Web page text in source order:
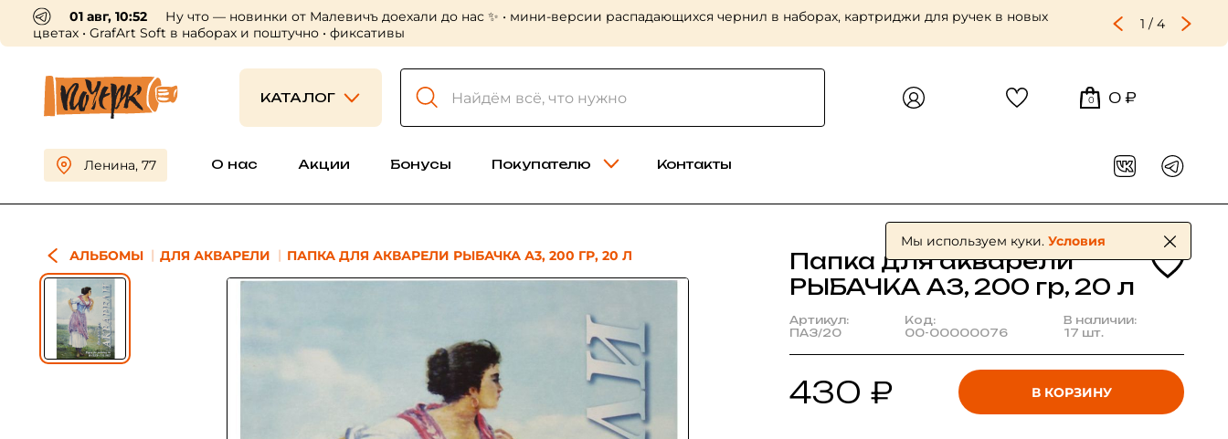
✨ • мини-версии распадающихся чернил в наборах, картриджи для ручек в новых 2 /4
КАТАЛОГ 0 0 ₽
Ленина, 77 О нас Акции Бонусы Покупателю Контакты
АЛЬБОМЫ ДЛЯ АКВАРЕЛИ ПАПКА ДЛЯ АКВАРЕЛИ РЫБАЧКА А3, 200 ГР, 20 Л
Папка для акварели
РЫБАЧКА А3, 200 гр, 20 л
Артикул:
ПА3/20
Код:
00-00000076
В наличии:
17 шт.
430 ₽ В КОРЗИНУ
Мы используем куки. Условия